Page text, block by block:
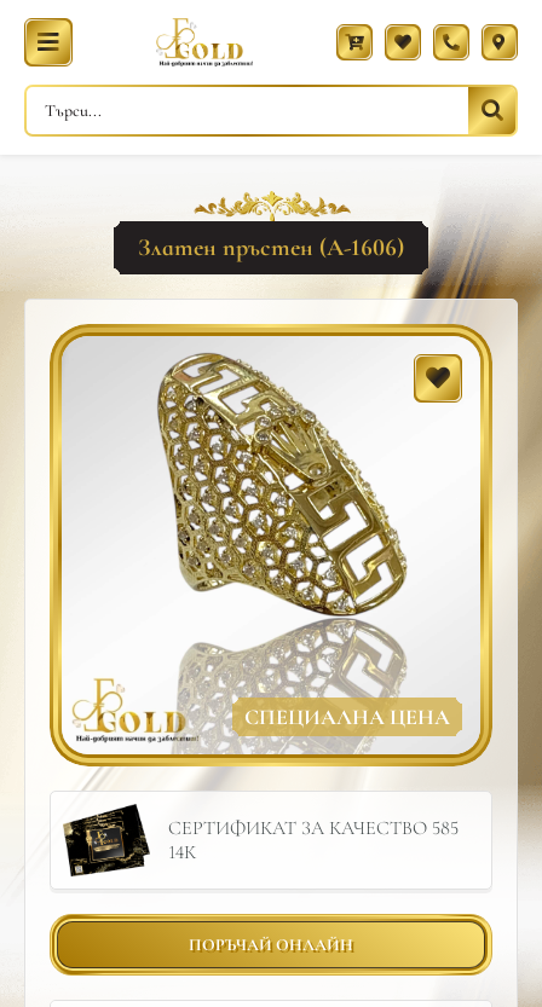
Златен пръстен (A-1606)
СПЕЦИАЛНА ЦЕНА
СЕРТИФИКАТ ЗА КАЧЕСТВО 585
14К
ПОРЪЧАЙ ОНЛАЙН